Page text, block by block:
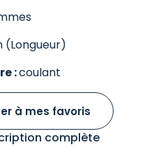
(Longueur)
:coulant
à mes favoris
complète